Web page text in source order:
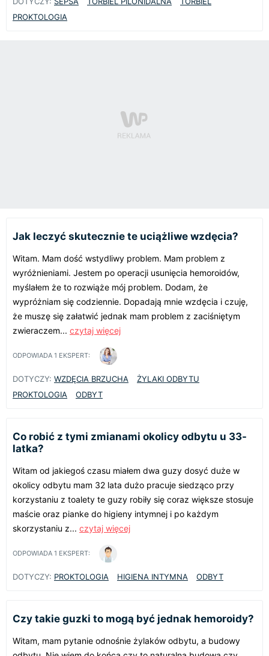
PROKTOLOGIA
Jak leczyć skutecznie te uciążliwe wzdęcia?
Witam. Mam dość wstydliwy problem. Mam problem z
wyróżnieniami. Jestem po operacji usunięcia hemoroidów,
myślałem że to rozwiąże mój problem. Dodam, że
wypróżniam się codziennie. Dopadają mnie wzdęcia i czuję,
że muszę się załatwić jednak mam problem z zaciśniętym
zwieraczem... czytaj więcej
ODPOWIADA 1 EKSPERT:
DOTYCZY: WZDĘCIA BRZUCHA
ŻYLAKI ODBYTU
PROKTOLOGIA
ODBYT
Co robić z tymi zmianami okolicy odbytu u 33-
latka?
Witam od jakiegoś czasu miałem dwa guzy dosyć duże w
okolicy odbytu mam 32 lata dużo pracuje siedząco przy
korzystaniu z toalety te guzy robiły się coraz większe stosuje
maście oraz pianke do higieny intymnej i po każdym
skorzystaniu z... czytaj więcej
ODPOWIADA 1 EKSPERT:
DOTYCZY: PROKTOLOGIA HIGIENA INTYMNA ODBYT
Czy takie guzki to mogą być jednak hemoroidy?
Witam, mam pytanie odnośnie żylaków odbytu, a budowy